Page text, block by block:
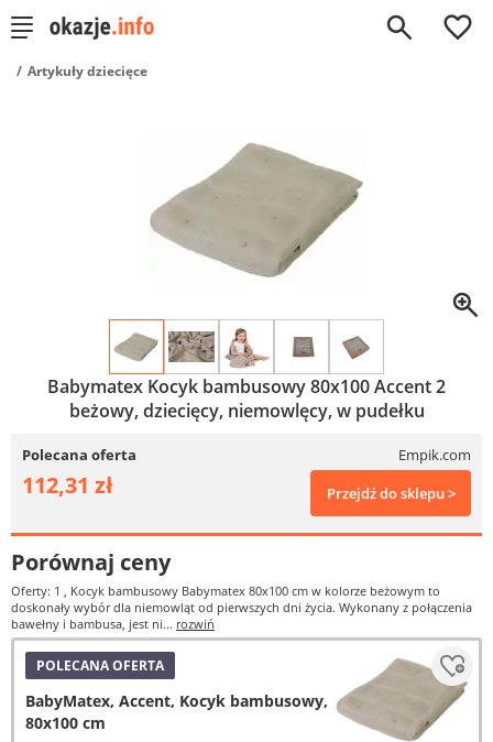
0
Artykuły dziecięce
Babymatex Kocyk bambusowy 80x100 Accent 2
beżowy, dziecięcy, niemowlęcy, w pudełku
Polecana oferta Empik.com
112,31 zł Przejdź do sklepu >
Porównaj ceny
Oferty: 1 , Kocyk bambusowy Babymatex 80x100 cm w kolorze beżowym to
doskonały wybór dla niemowląt od pierwszych dni życia. Wykonany z połączenia
bawełny i bambusa, jest ni... rozwiń
POLECANA OFERTA
BabyMatex, Accent, Kocyk bambusowy,
80x100 cm